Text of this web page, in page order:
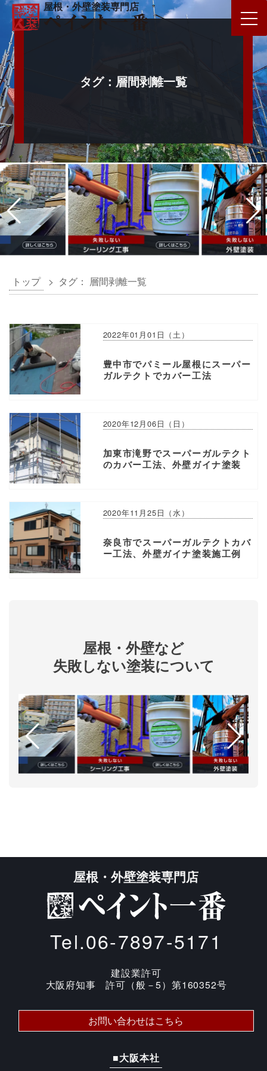
屋根・外壁塗装専門店
タグ：層間剥離一覧
トップ > タグ： 層間剥離一覧
2022年01月01日（土）
豊中市でパミール屋根にスーパー
ガルテクトでカバー工法
2020年12月06日（日）
加東市滝野でスーパーガルテクト
のカバー工法、外壁ガイナ塗装
2020年11月25日（水）
奈良市でスーパーガルテクトカバ
ー工法、外壁ガイナ塗装施工例
屋根・外壁など
失敗しない塗装について
屋根・外壁塗装専門店
Tel.06-7897-5171
建設業許可
大阪府知事 許可（般－5）第160352号
お問い合わせはこちら
■大阪本社